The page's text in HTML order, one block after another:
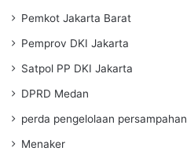
Pemkot Jakarta Barat
Pemprov DKI Jakarta
Satpol PP DKI Jakarta
DPRD Medan
perda pengelolaan persampahan
Menaker